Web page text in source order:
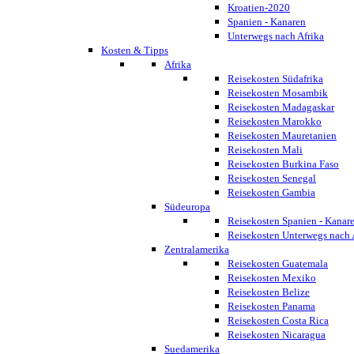
Kroatien-2020
Spanien - Kanaren
Unterwegs nach Afrika
Kosten & Tipps
Afrika
Reisekosten Südafrika
Reisekosten Mosambik
Reisekosten Madagaskar
Reisekosten Marokko
Reisekosten Mauretanien
Reisekosten Mali
Reisekosten Burkina Faso
Reisekosten Senegal
Reisekosten Gambia
Südeuropa
Reisekosten Spanien -
Reisekosten Unterwegs nach
Zentralamerika
Reisekosten Guatemala
Reisekosten Mexiko
Reisekosten Belize
Reisekosten Panama
Reisekosten Costa Rica
Reisekosten Nicaragua
Suedamerika